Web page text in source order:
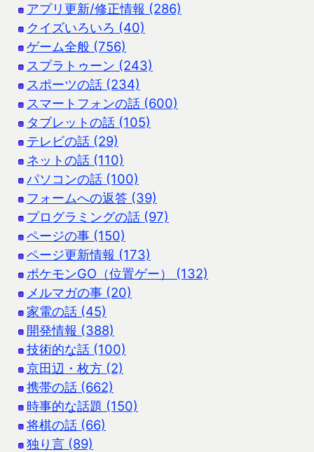
アプリ更新/修正情報 (286)
クイズいろいろ (40)
ゲーム全般 (756)
スプラトゥーン (243)
スポーツの話 (234)
スマートフォンの話 (600)
タブレットの話 (105)
テレビの話 (29)
ネットの話 (110)
パソコンの話 (100)
フォームへの返答 (39)
プログラミングの話 (97)
ページの事 (150)
ページ更新情報 (173)
ポケモンGO（位置ゲー） (132)
メルマガの事 (20)
家電の話 (45)
開発情報 (388)
技術的な話 (100)
京田辺・枚方 (2)
携帯の話 (662)
時事的な話題 (150)
将棋の話 (66)
独り言 (89)